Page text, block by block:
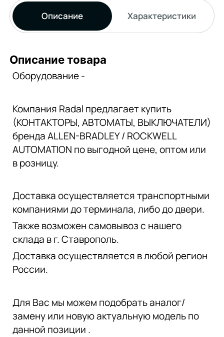
Описание Характеристики
Описание товара
Оборудование -
Компания Radal предлагает купить
(КОНТАКТОРЫ, АВТОМАТЫ, ВЫКЛЮЧАТЕЛИ)
бренда ALLEN-BRADLEY / ROCKWELL
AUTOMATION по выгодной цене, оптом или
в розницу.
Доставка осуществляется транспортными
компаниями до терминала, либо до двери.
Также возможен самовывоз с нашего
склада в г. Ставрополь.
Доставка осуществляется в любой регион
России.
Для Вас мы можем подобрать аналог/
замену или новую актуальную модель по
данной позиции .